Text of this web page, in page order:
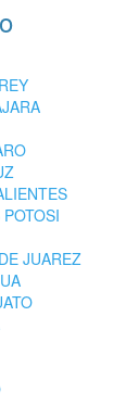
JUAREZ